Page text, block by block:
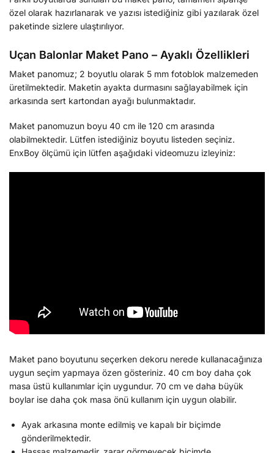
özel olarak hazırlanarak ve yazısı istediğiniz gibi yazılarak özel
paketinde sizlere ulaştırılıyor.
Uçan Balonlar Maket Pano – Ayaklı Özellikleri
Maket panomuz; 2 boyutlu olarak 5 mm fotoblok malzemeden
üretilmektedir. Maketin ayakta durmasını sağlayabilmek için
arkasında sert kartondan ayağı bulunmaktadır.
Maket panomuzun boyu 40 cm ile 120 cm arasında
olabilmektedir. Lütfen istediğiniz boyutu listeden seçiniz.
EnxBoy ölçümü için lütfen aşağıdaki videomuzu izleyiniz:
Maket pano boyutunu seçerken dekoru nerede kullanacağınıza
uygun seçim yapmaya özen gösteriniz. 40 cm boy daha çok
masa üstü kullanımlar için uygundur. 70 cm ve daha büyük
boylar ise daha çok masa önü kullanım için uygun olabilir.
Ayak arkasına monte edilmiş ve kapalı bir biçimde
gönderilmektedir.